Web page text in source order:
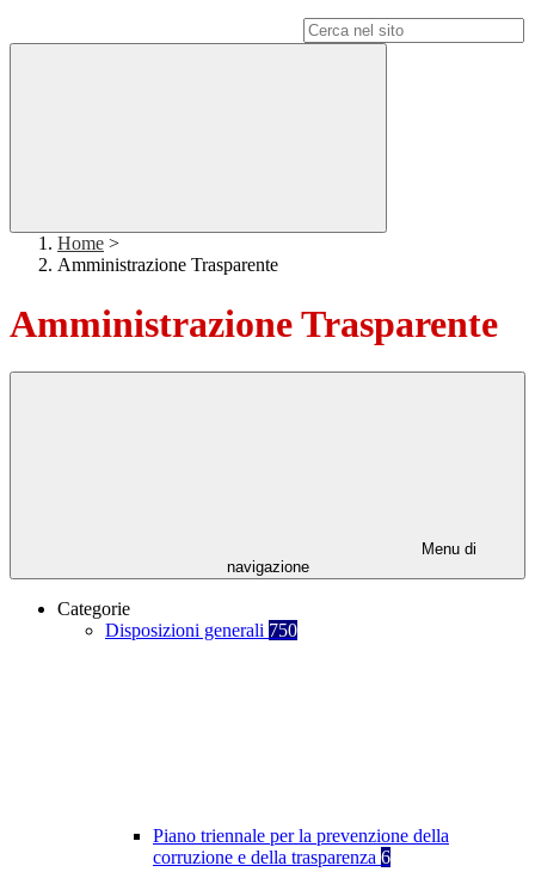
Home >
Amministrazione Trasparente
Amministrazione Trasparente
Menu di
navigazione
Categorie
Disposizioni generali 750
Piano triennale per la prevenzione della
corruzione e della trasparenza 6